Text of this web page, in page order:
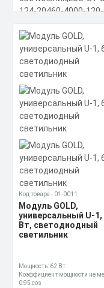
Модуль GOLD, 124 Вт,
светодиодный
светильник,LSS-
18-124-20460-4000-
67
Мощность: 124 Вт
Коэффициент мощности не
Материал корпуса:
Экструдированный
профиль (анодированный),
прозрачное минеральное
Цена по запросу
Заказать
Скачать
КП
Код товара - 01-0011
Модуль GOLD,
универсальный U-1,
Вт, светодиодный
светильник
Мощность: 62 Вт
Коэффициент мощности не
0,95 cos